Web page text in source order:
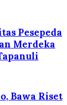
Pesepeda
Merdeka
Bawa Riset